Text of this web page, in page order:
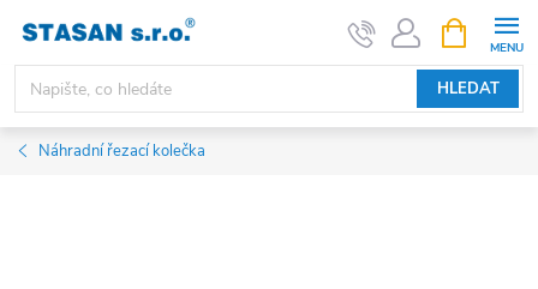
obsah
HLEDAT
NÁKUPNÍ
KOŠÍK
Náhradní řezací kolečka